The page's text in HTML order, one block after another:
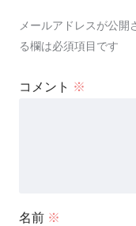
メールアドレスが公開
る欄は必須項目です
コメント ※
名前 ※